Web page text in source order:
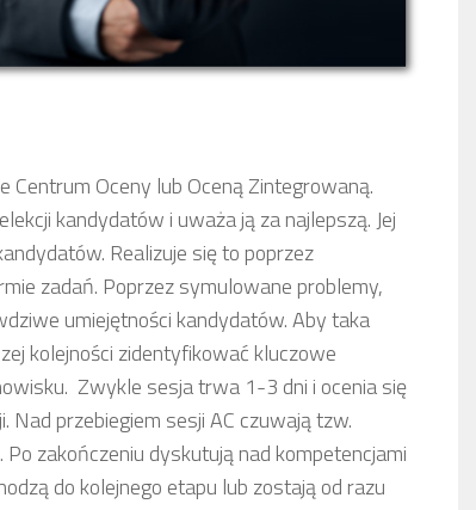
Centrum Oceny lub Oceną Zintegrowaną.
kandydatów i uważa ją za najlepszą. Jej
Realizuje się to poprzez
zadań. Poprzez symulowane problemy,
umiejętności kandydatów. Aby taka
kolejności zidentyfikować kluczowe
Zwykle sesja trwa 1-3 dni i ocenia się
Nad przebiegiem sesji AC czuwają tzw.
zakończeniu dyskutują nad kompetencjami
do kolejnego etapu lub zostają od razu